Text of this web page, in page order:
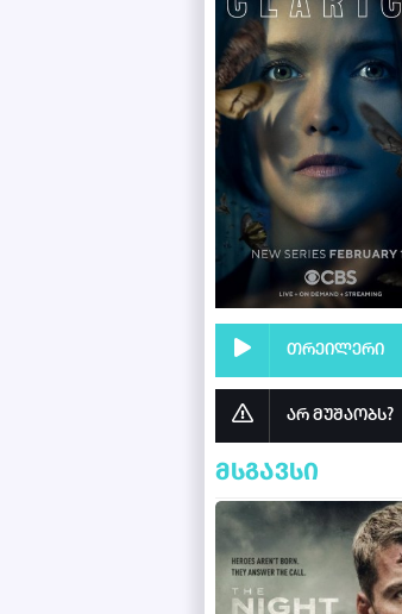
თრეილერი
არ მუშაობს?
მსგავსი